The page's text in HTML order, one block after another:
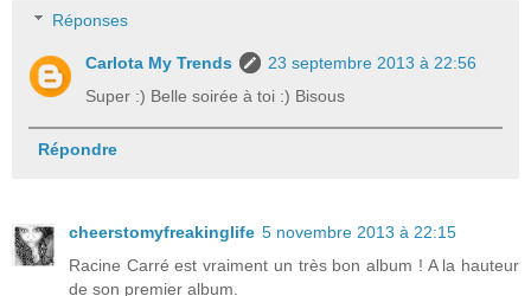
Réponses
Carlota My Trends
23 septembre 2013 à 22:56
Super :) Belle soirée à toi :) Bisous
Répondre
cheerstomyfreakinglife 5 novembre 2013 à 22:15
Racine Carré est vraiment un très bon album ! A la hauteur
de son premier album.